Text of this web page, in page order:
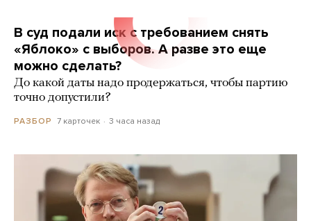
В суд подали иск с требованием снять
«Яблоко» с выборов. А разве это еще
можно сделать?
До какой даты надо продержаться, чтобы партию
точно допустили?
РАЗБОР 7 карточек 3 часа назад